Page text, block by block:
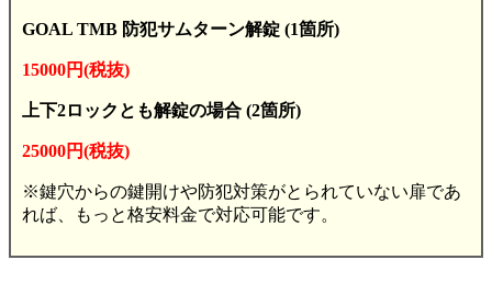
GOAL TMB 防犯サムターン解錠 (1箇所)
15000円(税抜)
上下2ロックとも解錠の場合 (2箇所)
25000円(税抜)
※鍵穴からの鍵開けや防犯対策がとられていない扉であ
れば、もっと格安料金で対応可能です。